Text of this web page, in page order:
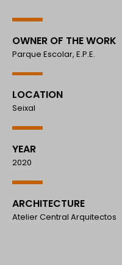
OWNER OF THE WORK
Parque Escolar, E.P.E.
LOCATION
Seixal
YEAR
2020
ARCHITECTURE
Atelier Central Arquitectos